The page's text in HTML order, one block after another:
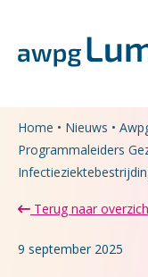
Home • Nieuws •
Programmaleiders
Terug naar
9 september 2025